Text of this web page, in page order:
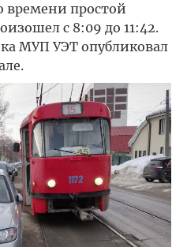
простой
с 8:09 до 11:42.
МУП УЭТ опубликовал